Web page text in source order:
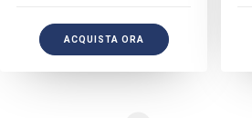
ACQUISTA ORA